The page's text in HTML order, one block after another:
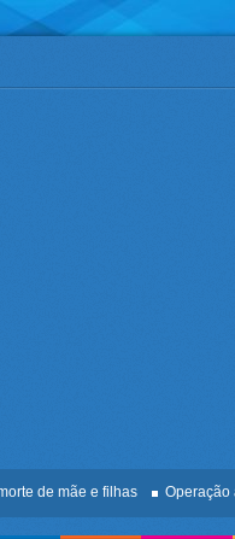
mãe e filhas Operação